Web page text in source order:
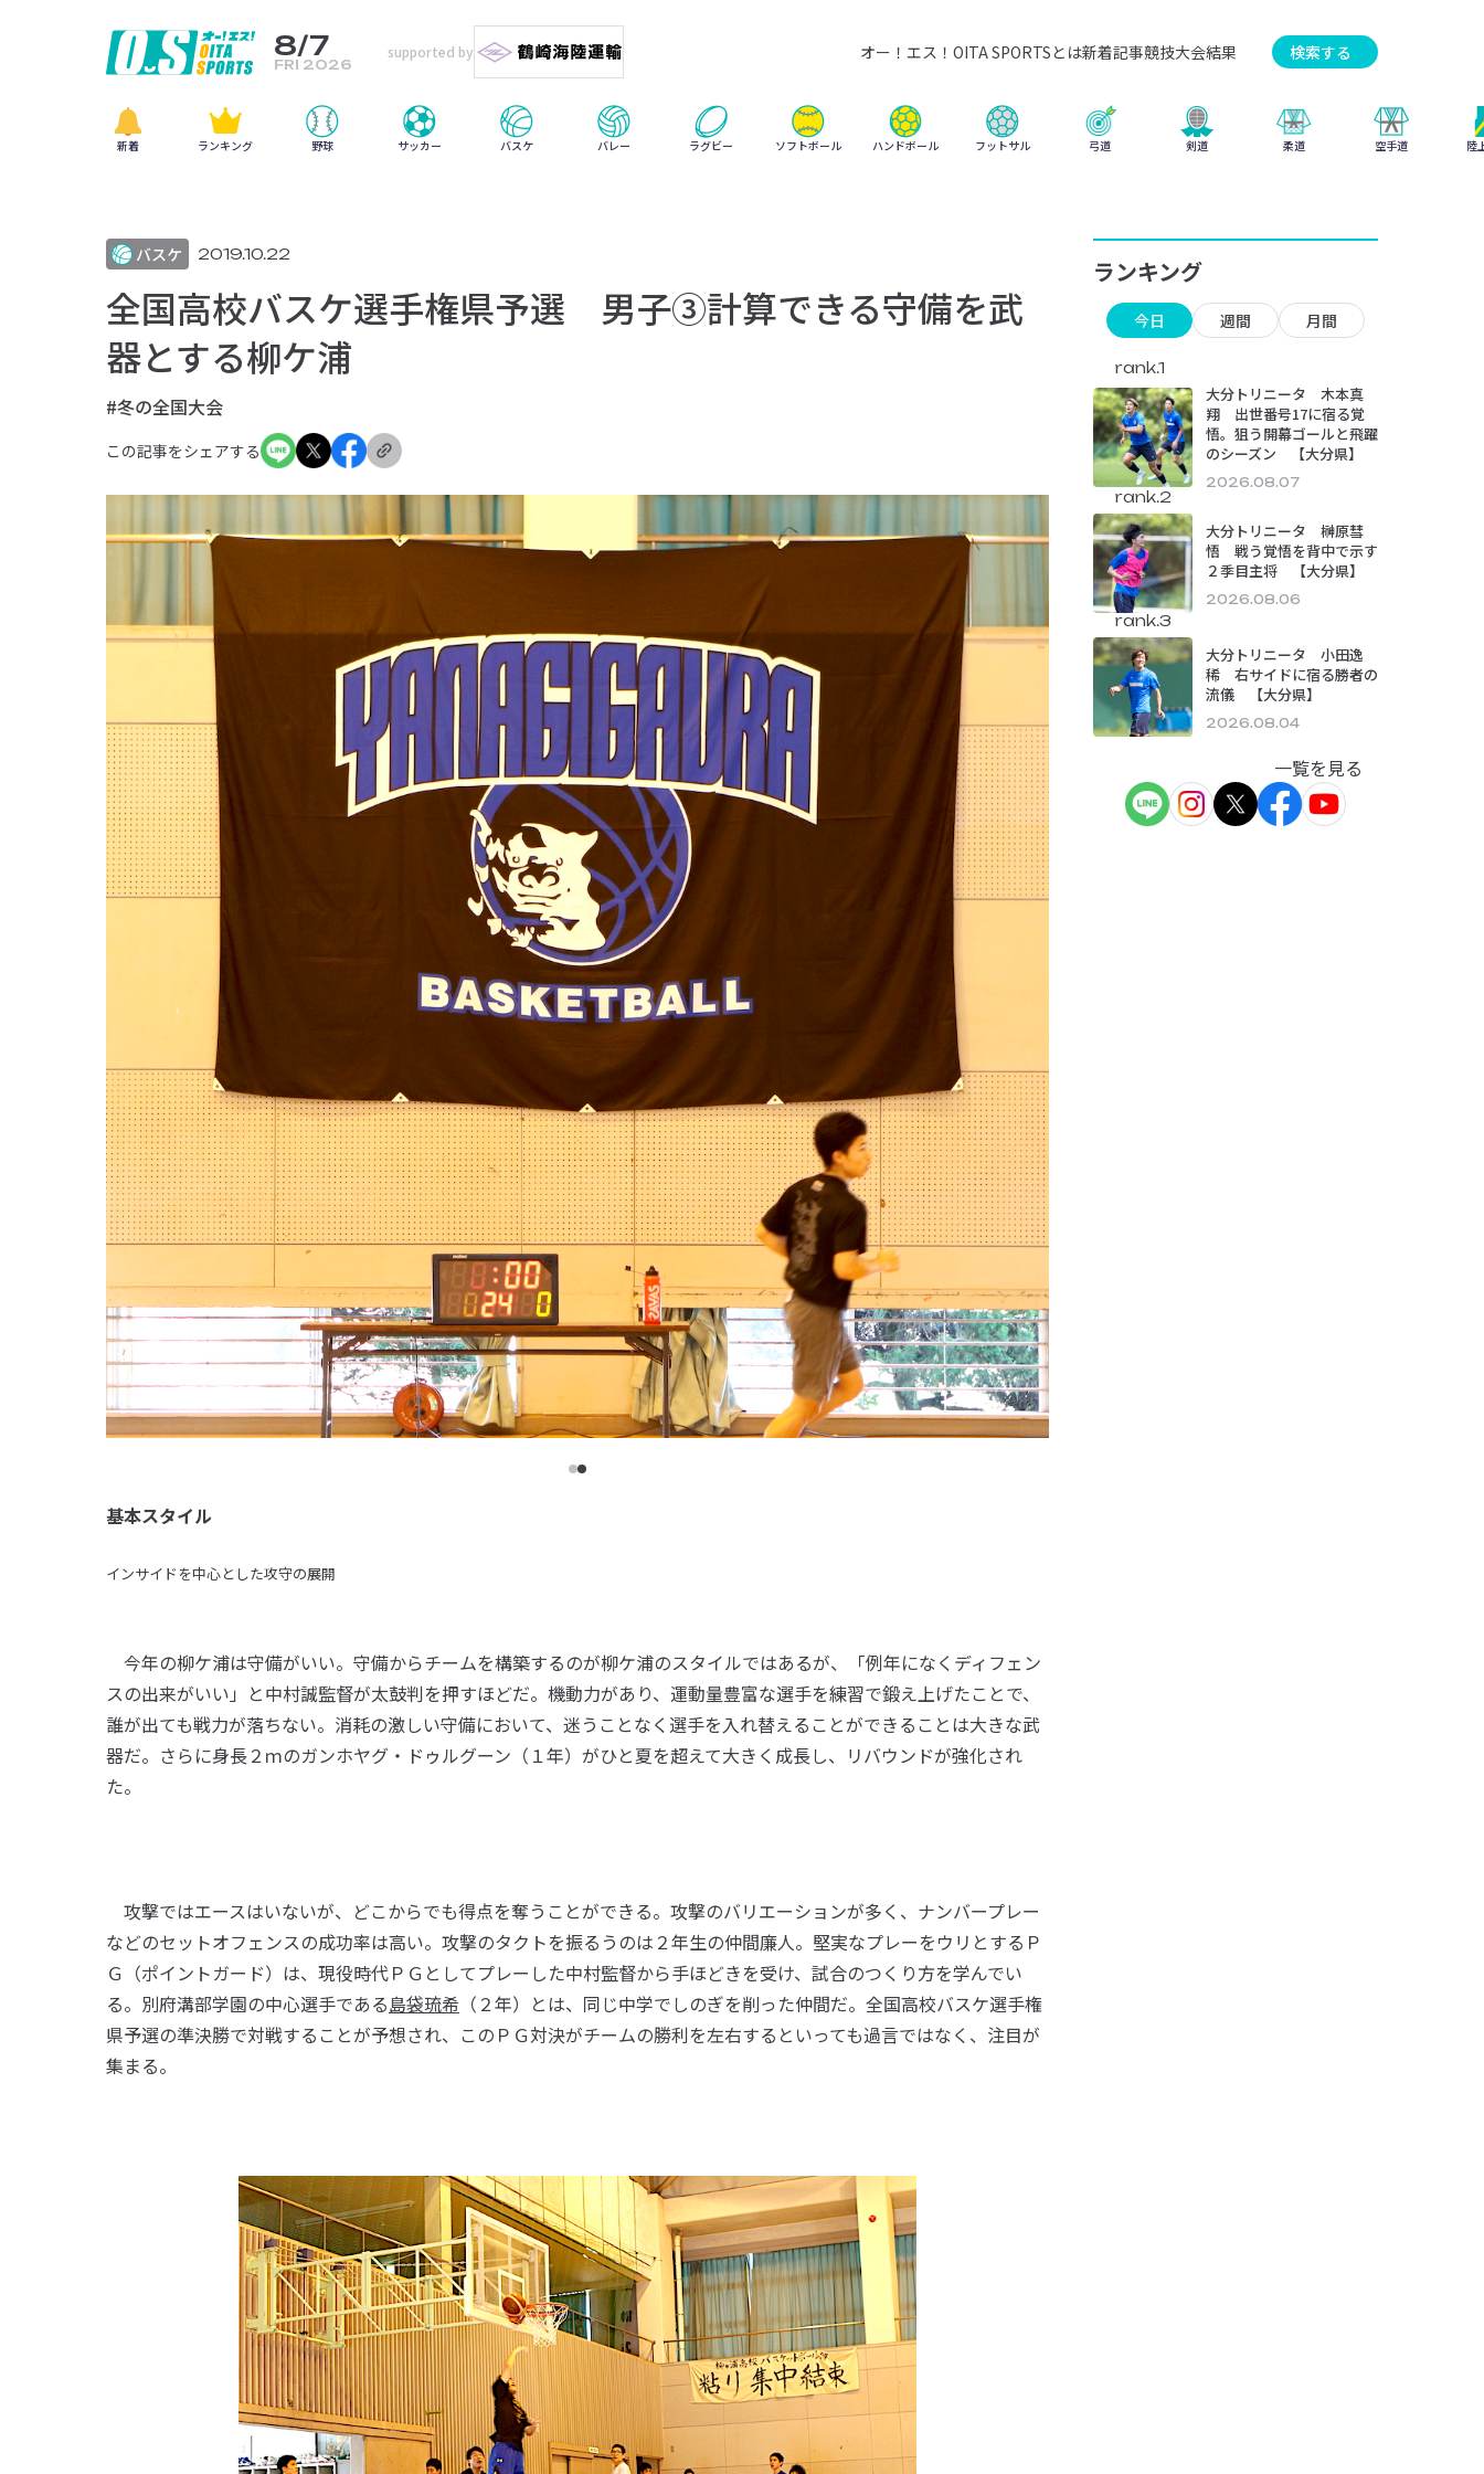
8/7
FRI 2026
supported by オー！エス！OITA SPORTSとは新着記事競技大会結果 検索する
新着 ランキング 野球 サッカー バスケ バレー ラグビー ソフトボール ハンドボール フットサル 弓道 剣道 柔道 空手道 陸
バスケ 2019.10.22
全国高校バスケ選手権県予選 男子③計算できる守備を武
器とする柳ケ浦
#冬の全国大会
この記事をシェアする
基本スタイル
インサイドを中心とした攻守の展開
今年の柳ケ浦は守備がいい。守備からチームを構築するのが柳ケ浦のスタイルではあるが、「例年になくディフェン
スの出来がいい」と中村誠監督が太鼓判を押すほどだ。機動力があり、運動量豊富な選手を練習で鍛え上げたことで、
誰が出ても戦力が落ちない。消耗の激しい守備において、迷うことなく選手を入れ替えることができることは大きな武
器だ。さらに身長２ｍのガンホヤグ・ドゥルグーン（１年）がひと夏を超えて大きく成長し、リバウンドが強化され
た。
攻撃ではエースはいないが、どこからでも得点を奪うことができる。攻撃のバリエーションが多く、ナンバープレー
などのセットオフェンスの成功率は高い。攻撃のタクトを振るうのは２年生の仲間廉人。堅実なプレーをウリとするＰ
Ｇ（ポイントガード）は、現役時代ＰＧとしてプレーした中村監督から手ほどきを受け、試合のつくり方を学んでい
る。別府溝部学園の中心選手である島袋琉希 （２年）とは、同じ中学でしのぎを削った仲間だ。全国高校バスケ選手権
県予選の準決勝で対戦することが予想され、このＰＧ対決がチームの勝利を左右するといっても過言ではなく、注目が
集まる。
ランキング
今日 週間 月間
rank.1
大分トリニータ 木本真
翔 出世番号17に宿る覚
悟。狙う開幕ゴールと飛躍
のシーズン 【大分県】
2026.08.07
rank.2
大分トリニータ 榊原彗
悟 戦う覚悟を背中で示す
２季目主将 【大分県】
2026.08.06
rank.3
大分トリニータ 小田逸
稀 右サイドに宿る勝者の
流儀 【大分県】
2026.08.04
一覧を見る